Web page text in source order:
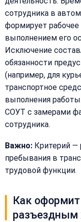
сотрудника в
формирует рабочее
выполнением его
Исключение
обязанности
(например, для
транспортное
выполнения
СОУТ с замерами
сотрудника.
Важно: Критерий —
пребывания в
трудовой функции.
Как
разъездным
Email:
Сообщение:
Согласен на
обработку
данных
телефон
—
перезвоним
и
Имя:
Телефон:
Добавить
комментарий
персональных